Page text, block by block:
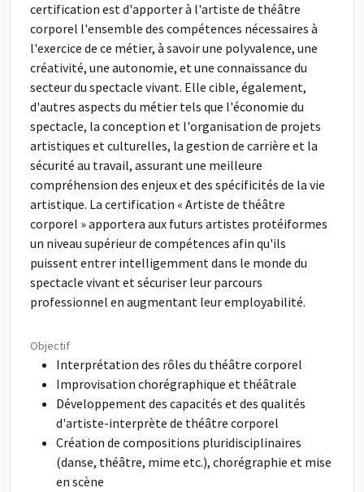
certification est d'apporter à l'artiste de théâtre
corporel l'ensemble des compétences nécessaires à
l'exercice de ce métier, à savoir une polyvalence, une
créativité, une autonomie, et une connaissance du
secteur du spectacle vivant. Elle cible, également,
d'autres aspects du métier tels que l'économie du
spectacle, la conception et l'organisation de projets
artistiques et culturelles, la gestion de carrière et la
sécurité au travail, assurant une meilleure
compréhension des enjeux et des spécificités de la vie
artistique. La certification « Artiste de théâtre
corporel » apportera aux futurs artistes protéiformes
un niveau supérieur de compétences afin qu'ils
puissent entrer intelligemment dans le monde du
spectacle vivant et sécuriser leur parcours
professionnel en augmentant leur employabilité.
Objectif
Interprétation des rôles du théâtre corporel
Improvisation chorégraphique et théâtrale
Développement des capacités et des qualités
d'artiste-interprète de théâtre corporel
Création de compositions pluridisciplinaires
(danse, théâtre, mime etc.), chorégraphie et mise
en scène